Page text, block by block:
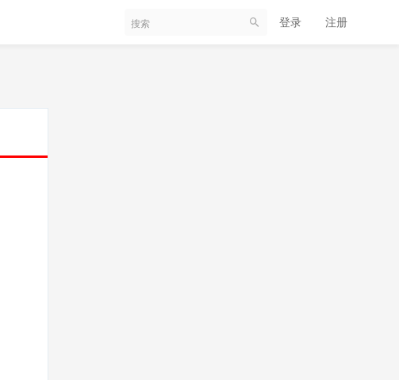
登录 注册